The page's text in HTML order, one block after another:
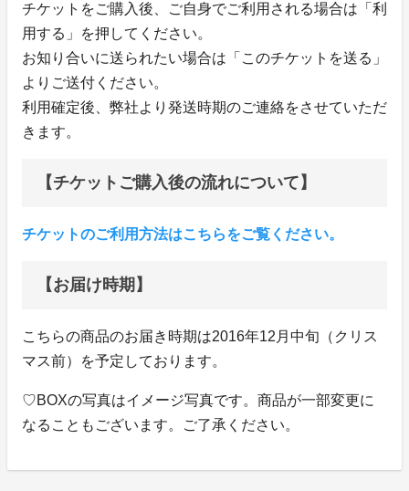
チケットをご購入後、ご自身でご利用される場合は「利
用する」を押してください。
お知り合いに送られたい場合は「このチケットを送る」
よりご送付ください。
利用確定後、弊社より発送時期のご連絡をさせていただ
きます。
【チケットご購入後の流れについて】
チケットのご利用方法はこちらをご覧ください。
【お届け時期】
こちらの商品のお届き時期は2016年12月中旬（クリス
マス前）を予定しております。
♡BOXの写真はイメージ写真です。商品が一部変更に
なることもございます。ご了承ください。